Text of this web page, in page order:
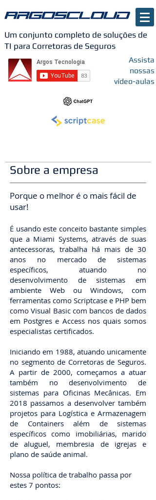
Um conjunto completo de soluções de
TI para Corretoras de Seguros
Assista
nossas
vídeo-aulas
Sobre a empresa
Porque o melhor é o mais fácil de
usar!
É usando este conceito bastante simples
que a Miami Systems, através de suas
antecessoras, trabalha há mais de 30
anos no mercado de sistemas
específicos, atuando no
desenvolvimento de sistemas em
ambiente Web ou Windows, com
ferramentas como Scriptcase e PHP bem
como Visual Basic com bancos de dados
em Postgres e Access nos quais somos
especialistas certificados.
Iniciando em 1988, atuando unicamente
no segmento de Corretoras de Seguros.
A partir de 2000, começamos a atuar
também no desenvolvimento de
sistemas para Oficinas Mecânicas. Em
2018 passamos a desenvolver também
projetos para Logística e Armazenagem
de Containers além de sistemas
específicos como imobiliárias, marido
de aluguel, membresia de igrejas e
plano de saúde animal.
Nossa política de trabalho passa por
estes 7 pontos: